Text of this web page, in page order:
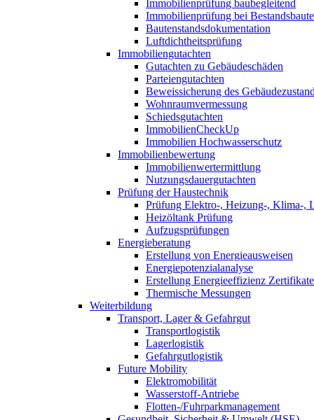
Immobilienprüfung baubegleitend
Immobilienprüfung bei
Bautenstandsdokumentation
Luftdichtheitsprüfung
Immobiliengutachten
Gutachten zu Gebäudeschäden
Parteiengutachten
Beweissicherung des
Wohnraumvermessung
Schiedsgutachten
ImmobilienCheckUp
Immobilien Hochwasserschutz
Immobilienbewertung
Immobilienwertermittlung
Nutzungsdauergutachten
Prüfung der Haustechnik
Prüfung Elektro-, Heizung-, Klima-,
Heizöltank Prüfung
Aufzugsprüfungen
Energieberatung
Erstellung von Energieausweisen
Energiepotenzialanalyse
Erstellung Energieeffizienz Zertifikate
Thermische Messungen
Weiterbildung
Transport, Lager & Gefahrgut
Transportlogistik
Lagerlogistik
Gefahrgutlogistik
Future Mobility
Elektromobilität
Wasserstoff-Antriebe
Flotten-/Fuhrparkmanagement